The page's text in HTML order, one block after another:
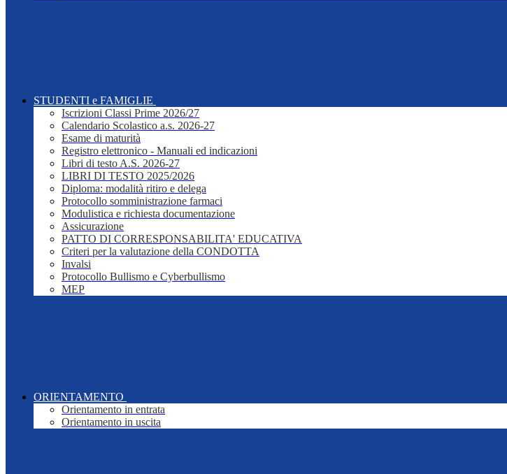
STUDENTI e FAMIGLIE
Iscrizioni Classi Prime 2026/27
Calendario Scolastico a.s. 2026-27
Esame di maturità
Registro elettronico - Manuali ed indicazioni
Libri di testo A.S. 2026-27
LIBRI DI TESTO 2025/2026
Diploma: modalità ritiro e delega
Protocollo somministrazione farmaci
Modulistica e richiesta documentazione
Assicurazione
PATTO DI CORRESPONSABILITA' EDUCATIVA
Criteri per la valutazione della CONDOTTA
Invalsi
Protocollo Bullismo e Cyberbullismo
MEP
ORIENTAMENTO
Orientamento in entrata
Orientamento in uscita